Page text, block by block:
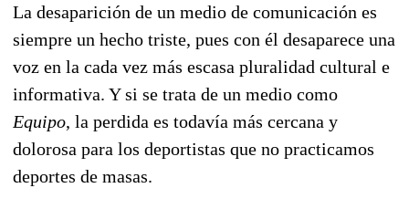
La desaparición de un medio de comunicación es
siempre un hecho triste, pues con él desaparece una
voz en la cada vez más escasa pluralidad cultural e
informativa. Y si se trata de un medio como
Equipo, la perdida es todavía más cercana y
dolorosa para los deportistas que no practicamos
deportes de masas.